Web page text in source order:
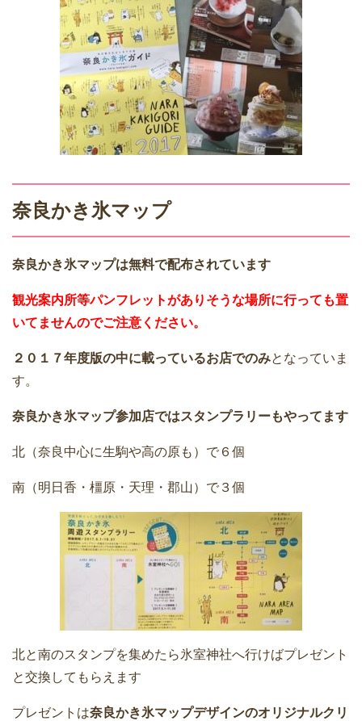
奈良かき氷マップ
奈良かき氷マップは無料で配布されています
観光案内所等パンフレットがありそうな場所に行っても置
いてませんのでご注意ください。
２０１７年度版の中に載っているお店でのみとなっていま
す。
奈良かき氷マップ参加店ではスタンプラリーもやってます
北（奈良中心に生駒や高の原も）で６個
南（明日香・橿原・天理・郡山）で３個
北と南のスタンプを集めたら氷室神社へ行けばプレゼント
と交換してもらえます
プレゼントは奈良かき氷マップデザインのオリジナルクリ